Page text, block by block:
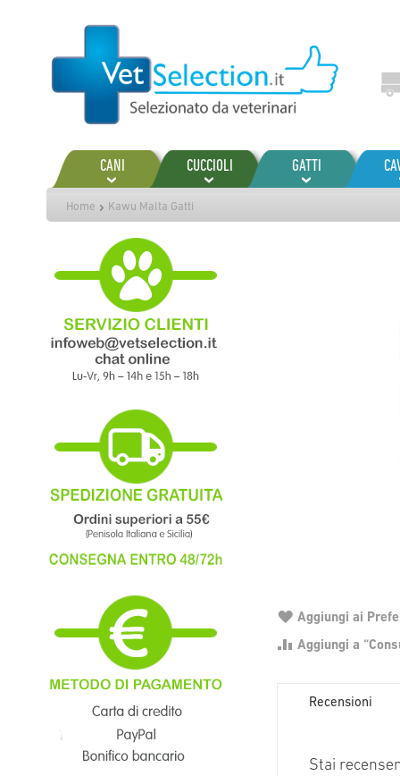
contenuto
CANI CUCCIOLI GATTI
Home Kawu Malta Gatti
Aggiungi ai
Aggiungi a
Recensioni
Stai